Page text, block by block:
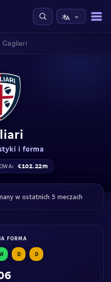
Cagliari
i forma
€102.22m
w ostatnich 5 meczach
FORMA
D D